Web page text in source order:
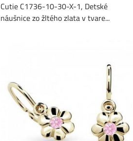
Cutie C1736-10-30-X-1, Detské
náušnice zo žltého zlata v tvare...